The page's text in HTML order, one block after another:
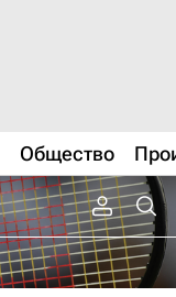
Общество